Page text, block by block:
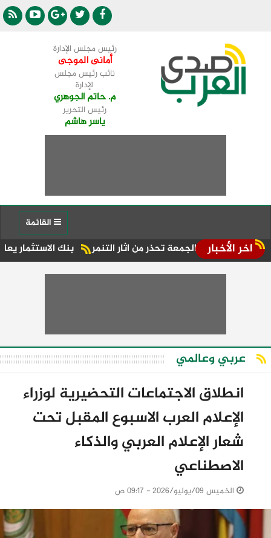
رئيس مجلس الإدارة
أمانى الموجى
نائب رئيس مجلس
الإدارة
م. حاتم الجوهري
رئيس التحرير
ياسر هاشم
اخر الأخبار بنك الاستثمار يعلن نتائج قوية للنصف الأول من الجمعة تحذر من اثار التنمر
عربي وعالمي
انطلاق الاجتماعات التحضيرية لوزراء
الإعلام العرب الاسبوع المقبل تحت
شعار الإعلام العربي والذكاء
الاصطناعي
الخميس 09/يوليو/2026 - 09:17 ص